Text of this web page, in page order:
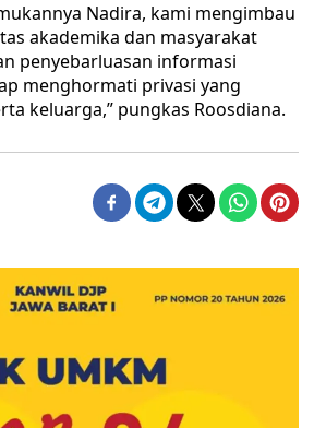
Nadira, kami mengimbau
akademika dan masyarakat
penyebarluasan informasi
menghormati privasi yang
keluarga,” pungkas Roosdiana.